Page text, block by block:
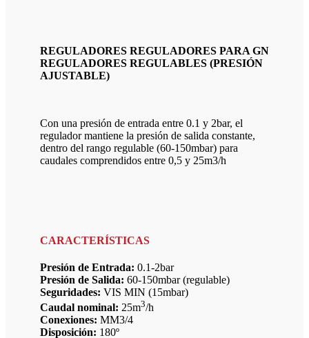
REGULADORES REGULADORES PARA GN
REGULADORES REGULABLES (PRESIÓN
AJUSTABLE)
Con una presión de entrada entre 0.1 y 2bar, el
regulador mantiene la presión de salida constante,
dentro del rango regulable (60-150mbar) para
caudales comprendidos entre 0,5 y 25m3/h
CARACTERÍSTICAS
Presión de Entrada: 0.1-2bar
Presión de Salida: 60-150mbar (regulable)
Seguridades: VIS MIN (15mbar)
Caudal nominal: 25m3/h
Conexiones: MM3/4
Disposición: 180º